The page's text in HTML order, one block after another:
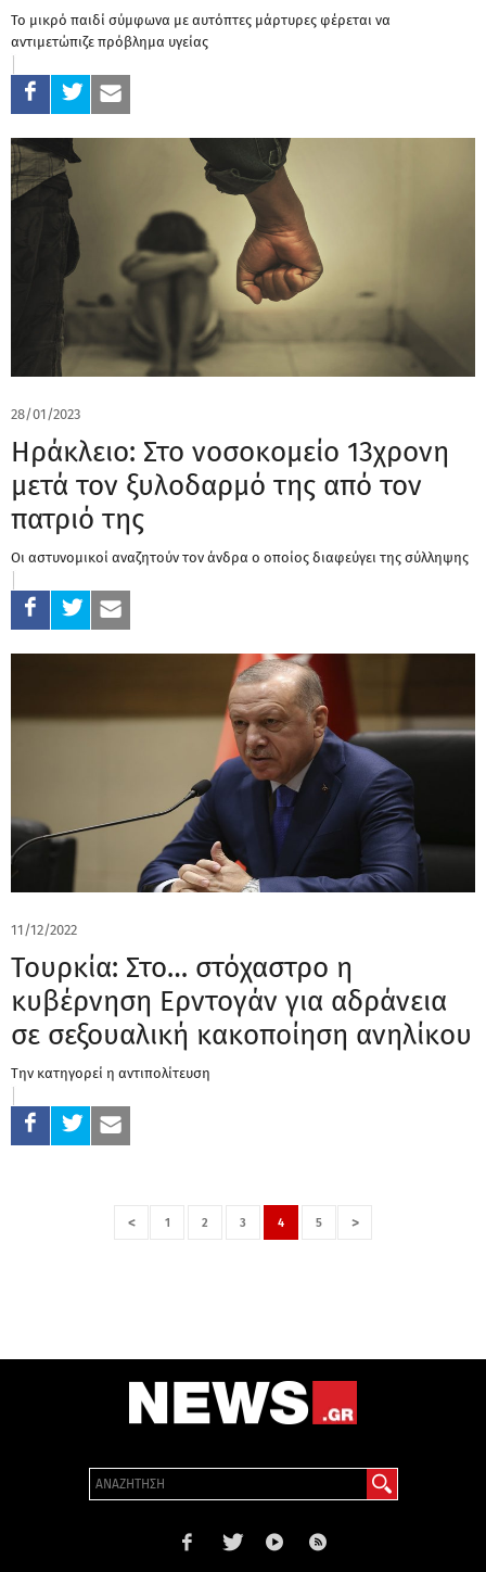
Το μικρό παιδί σύμφωνα με αυτόπτες μάρτυρες φέρεται να
αντιμετώπιζε πρόβλημα υγείας
28/01/2023
Ηράκλειο: Στο νοσοκομείο 13χρονη
μετά τον ξυλοδαρμό της από τον
πατριό της
Οι αστυνομικοί αναζητούν τον άνδρα ο οποίος διαφεύγει της σύλληψης
11/12/2022
Τουρκία: Στο… στόχαστρο η
κυβέρνηση Ερντογάν για αδράνεια
σε σεξουαλική κακοποίηση ανηλίκου
Την κατηγορεί η αντιπολίτευση
< 1 2 3 4 5 >